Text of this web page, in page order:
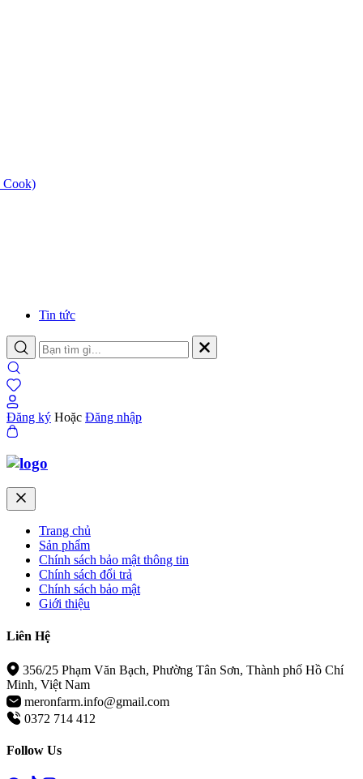
Tin tức
Đăng ký Hoặc Đăng nhập
Trang chủ
Sản phẩm
Chính sách bảo mật thông tin
Chính sách đổi trả
Chính sách bảo mật
Giới thiệu
Liên Hệ
356/25 Phạm Văn Bạch, Phường Tân Sơn, Thành phố Hồ Chí
Minh, Việt Nam
meronfarm.info@gmail.com
0372 714 412
Follow Us